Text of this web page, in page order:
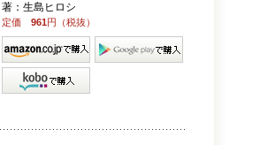
著：生島ヒロシ
定価 961円（税抜）